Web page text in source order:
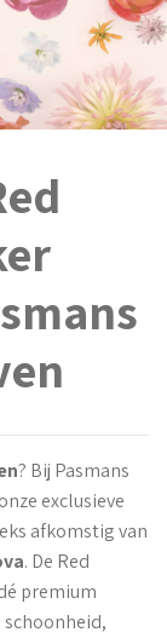
? Bij Pasmans
exclusieve
afkomstig van
. De Red
premium